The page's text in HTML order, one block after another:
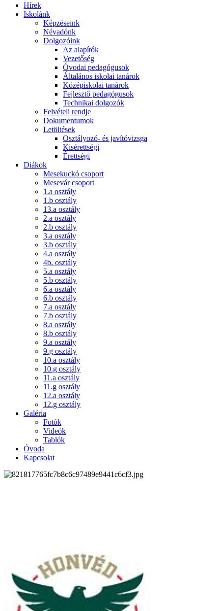
Hírek
Iskolánk
Képzéseink
Névadónk
Dolgozóink
Az alapítók
Vezetőség
Óvodai pedagógusok
Általános iskolai tanárok
Középiskolai tanárok
Fejlesztő pedagógusok
Technikai dolgozók
Felvételi rendje
Dokumentumok
Letöltések
Osztályozó- és javítóvizsga
Kisérettségi
Érettségi
Diákok
Mesekuckó csoport
Mesevár csoport
1.a osztály
1.b osztály
13.a osztály
2.a osztály
2.b osztály
3.a osztály
3.b osztály
4.a osztály
4b. osztály
5.a osztály
5.b osztály
6.a osztály
6.b osztály
7.a osztály
7.b osztály
8.a osztály
8.b osztály
9.a osztály
9.g osztály
10.a osztály
10.g osztály
11.a osztály
11.g osztály
12.a osztály
12.g osztály
Galéria
Fotók
Videók
Tablók
Óvoda
Kapcsolat